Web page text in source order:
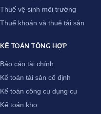
Thuế vệ sinh môi trường
Thuế khoán và thuê tài sản
KẾ TOÁN TỔNG HỢP
Báo cáo tài chính
Kế toán tài sản cố định
Kế toán công cụ dụng cụ
Kế toán kho